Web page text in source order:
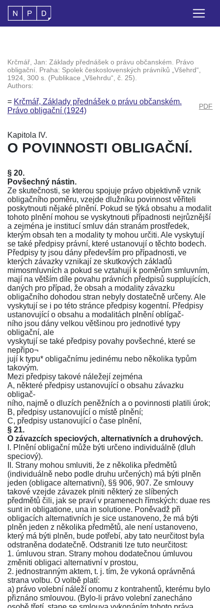
Krčmář, Jan: Základy přednášek o právu občanském. Právo
obligační. Praha: Spolek československých právníků „Všehrd“,
1924, 300 s. (Publikace „Všehrdu“, č. 25).
Authors:
= Krčmář, Základy přednášek o právu občanském.
Právo obligační (1924)
PDF
Kapitola IV.
O POVINNOSTI OBLIGAČNÍ.
§ 20.
Povšechný nástin.
Ze skutečnosti, se kterou spojuje právo objektivně vznik
obligačního poměru, vzejde dlužníku povinnost věřiteli
poskytnouti nějaké plnění. Pokud se týká obsahu a modalit
tohoto plnění mohou se vyskytnouti případnosti nejrůznější
a zejména je institucí smluv dán stranám prostředek,
kterým obsah ten a modality ty mohou určiti. Ale vyskytují
se také předpisy právní, které ustanovují o těchto bodech.
Předpisy ty jsou dány především pro případnosti, ve
kterých závazky vznikají ze skutkových základů
mimosmluvních a pokud se vztahují k poměrům smluvním,
mají na větším díle povahu právních předpisů supplujících,
daných pro případ, že obsah a modality závazku
obligačního dohodou stran nebyly dostatečně určeny. Ale
vyskytují se i po této stránce předpisy kogentní. Předpisy
ustanovující o obsahu a modalitách plnění oblígač-
ního jsou dány velkou většinou pro jednotlivé typy
obligační, ale
vyskytují se také předpisy povahy povšechné, které se
nepřipo¬
jují k typu* obligačnímu jedinému nebo několika typům
takovým.
Mezi předpisy takové náležejí zejména
A, některé předpisy ustanovující o obsahu závazku
obligač-
ního, najmě o dluzích peněžních a o povinnosti platili úrok;
B, předpisy ustanovující o místě plnění;
C, předpisy ustanovující o čase plnění,
§ 21.
O závazcích speciových, alternativních a druhových.
I. Plnění obligační může býti určeno individuálně (dluh
speciový).
II. Strany mohou smluviti, že z několika předmětů
(individuálně nebo podle druhu určených) má býti plněn
jeden (obligace alternativní), §§ 906, 907. Ze smlouvy
takové vzejde závazek plniti některý ze slíbených
předmětů čili, jak se praví v pramenech římských: duae res
sunt in obligatione, una in solutione. Poněvadž při
obligacích alternativních je sice ustanoveno, že má býti
plněn jeden z několika předmětů, ale není ustanoveno,
který má býti plněn, bude potřebí, aby tato neurčitost byla
odstraněna dodatečně. Odstraniti lze tuto neurčitost:
1. úmluvou stran. Strany mohou dodatečnou úmluvou
změniti obligaci alternativní v prostou,
2. jednostranným aktem, t. j. tím, že vykoná oprávněná
strana volbu. O volbě platí:
a) právo volební náleží onomu z kontrahentů, kterému bylo
přiznáno smlouvou. (Bylo-li právo volební zanecháno